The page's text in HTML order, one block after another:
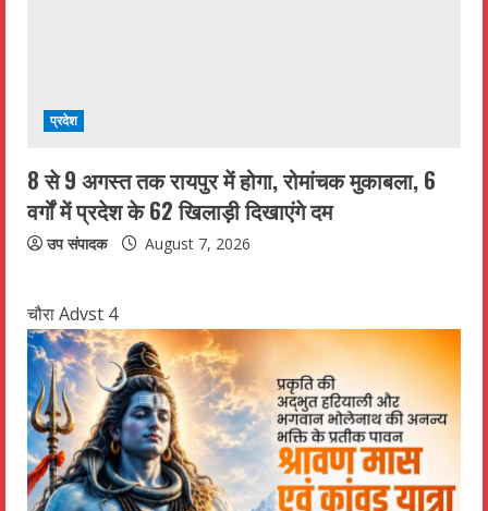
प्रदेश
8 से 9 अगस्त तक रायपुर में होगा, रोमांचक मुकाबला, 6
वर्गों में प्रदेश के 62 खिलाड़ी दिखाएंगे दम
उप संपादक August 7, 2026
चौरा Advst 4